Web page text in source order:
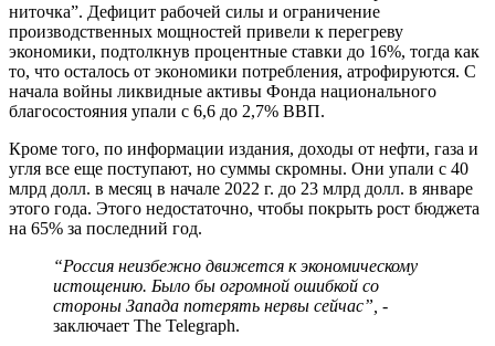
ниточка”. Дефицит рабочей силы и ограничение
производственных мощностей привели к перегреву
экономики, подтолкнув процентные ставки до 16%, тогда как
то, что осталось от экономики потребления, атрофируются. С
начала войны ликвидные активы Фонда национального
благосостояния упали с 6,6 до 2,7% ВВП.
Кроме того, по информации издания, доходы от нефти, газа и
угля все еще поступают, но суммы скромны. Они упали с 40
млрд долл. в месяц в начале 2022 г. до 23 млрд долл. в январе
этого года. Этого недостаточно, чтобы покрыть рост бюджета
на 65% за последний год.
“Россия неизбежно движется к экономическому
истощению. Было бы огромной ошибкой со
стороны Запада потерять нервы сейчас”, -
заключает The Telegraph.